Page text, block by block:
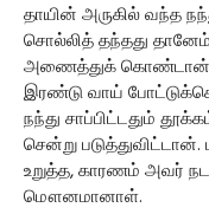
தாயின் அருகில் வந்த
சொல்லித் தந்தது
அணைத்துக் கொண்டான்.
இரண்டு வாய்
நந்து சாப்பிட்டதும்
சென்று
உறுத்த, காரணம் அவர்
மௌனமானாள்.